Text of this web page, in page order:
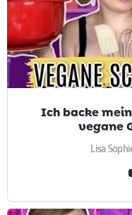
Ich backe
vegane
Lisa